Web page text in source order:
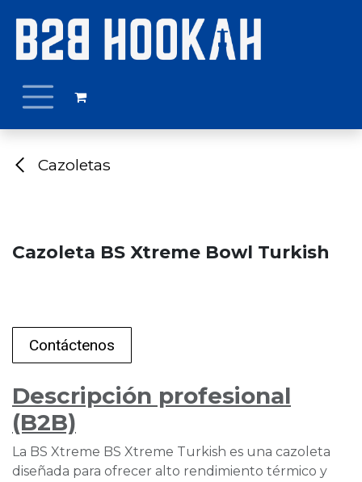
Cazoletas
Cazoleta BS Xtreme Bowl Turkish
Contáctenos
Descripción profesional
(B2B)
La BS Xtreme BS Xtreme Turkish es una cazoleta
diseñada para ofrecer alto rendimiento térmico y